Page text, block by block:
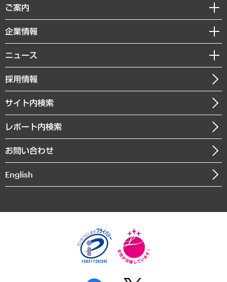
デジタルイノベーション
共生・ダイバーシティ
GRC（ガバナンス・リスク・コンプライアンス）・防災（政策）
経済・産業・雇用・労働
まちづくり・観光・交通・スポーツ・スマートシティ
自然資源・農林水産業・食料システム
経済調査
レポート
コラム
経営用語集
受託・受注実績（官公庁関連）
メディア掲載・出演
ご案内
セミナー・イベント情報
MUFGビジネスセミナー
受託案件情報
企業情報
私たちの想い
社長メッセージ
会社概要
沿革
組織図・本部部室紹介
インドネシア現地法人
個人情報保護方針
ニュース
ニュースリリース
お知らせ
採用情報
サイト内検索
レポート内検索
お問い合わせ
English